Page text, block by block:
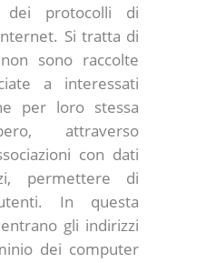
dei protocolli di
Si tratta di
sono raccolte
a interessati
per loro stessa
attraverso
con dati
permettere di
In questa
gli indirizzi
dei computer